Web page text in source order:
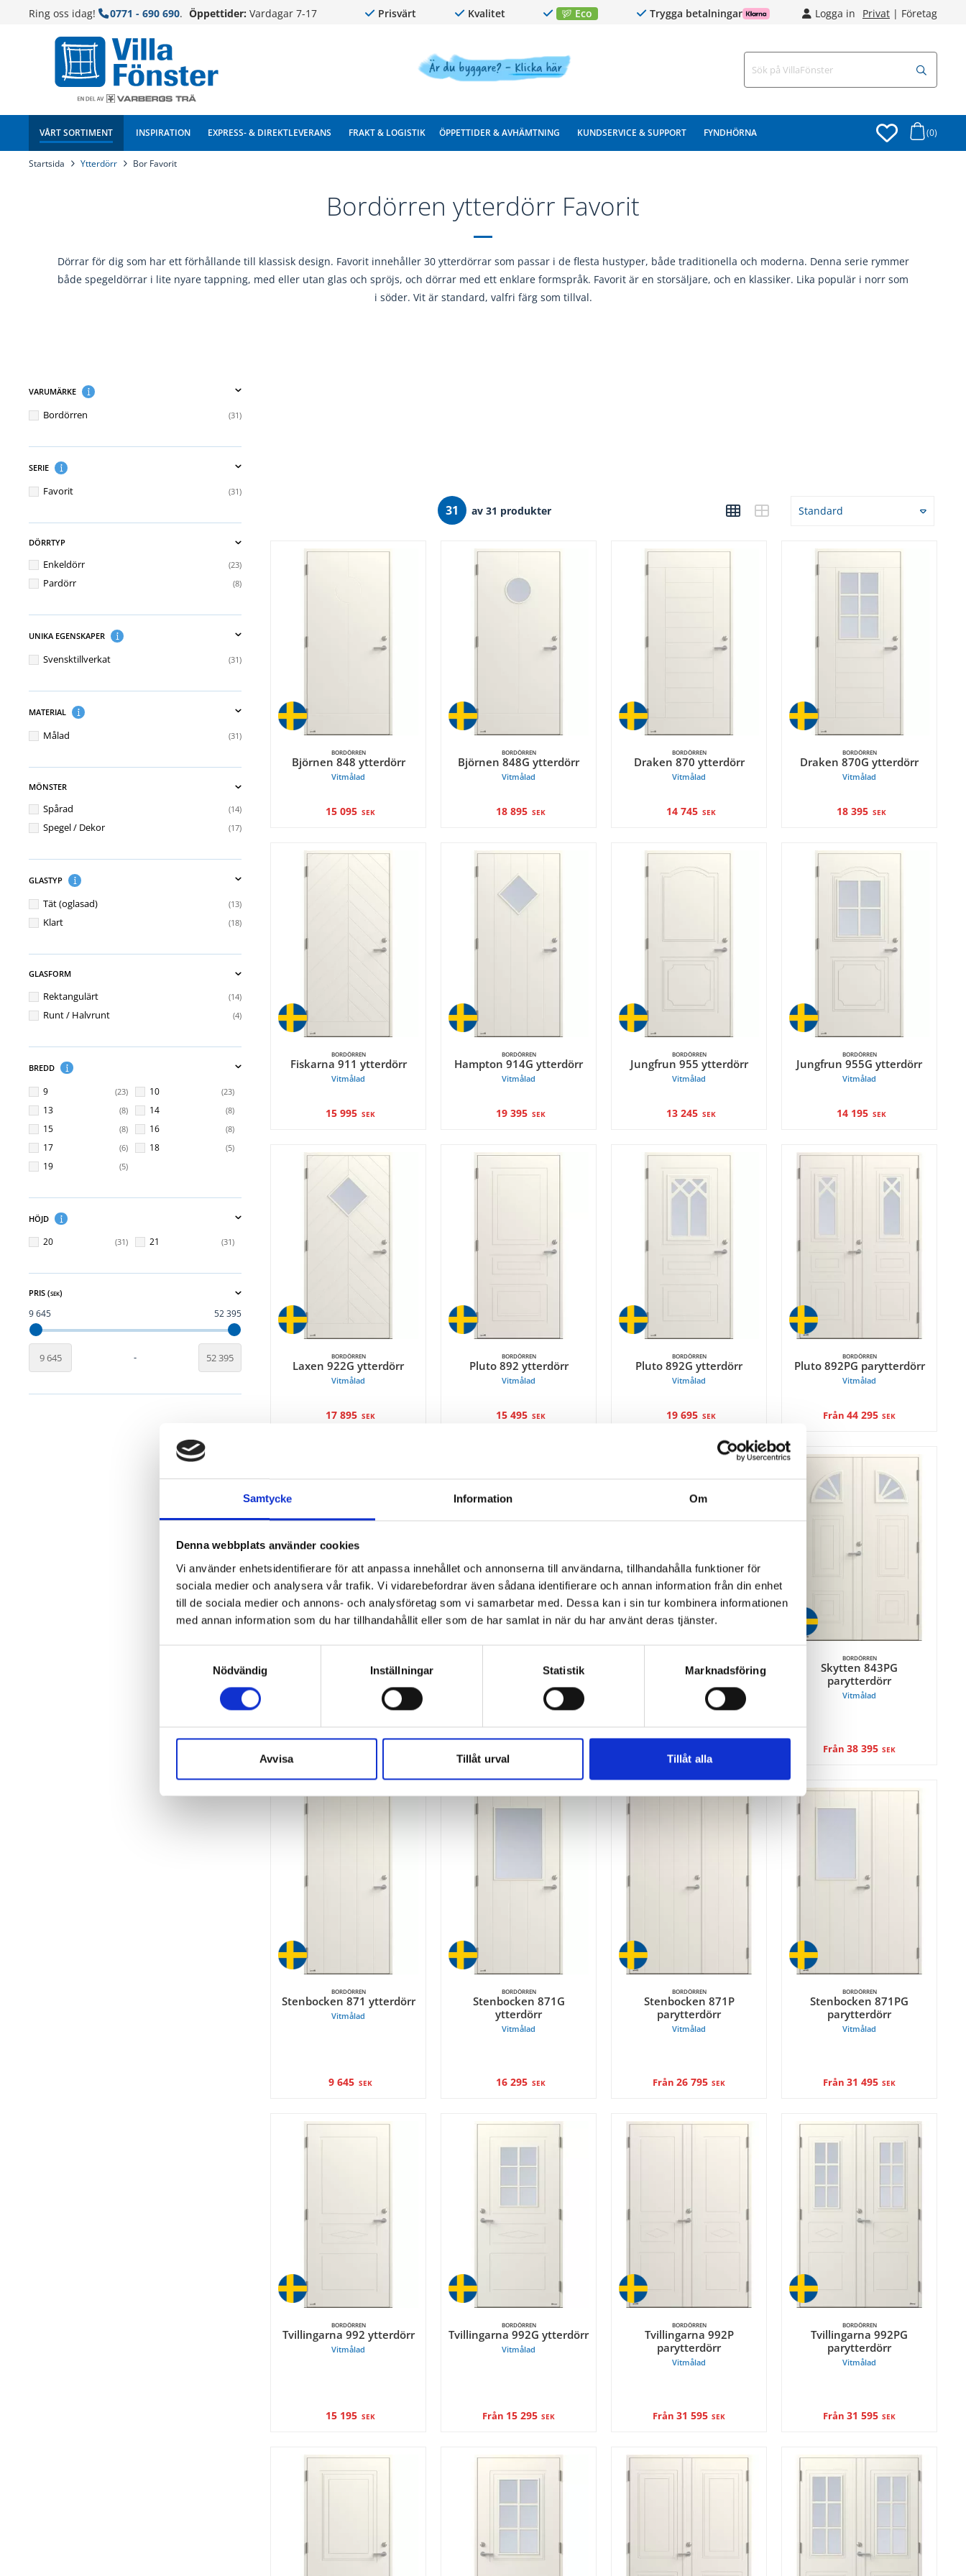
Samtycke Information Om
Denna webbplats använder cookies
Vi använder enhetsidentifierare för att anpassa innehållet och annonserna till användarna, tillhandahålla funktioner för
sociala medier och analysera vår trafik. Vi vidarebefordrar även sådana identifierare och annan information från din enhet
till de sociala medier och annons- och analysföretag som vi samarbetar med. Dessa kan i sin tur kombinera informationen
med annan information som du har tillhandahållit eller som de har samlat in när du har använt deras tjänster.
Nödvändig
Inställningar Statistik Marknadsföring
Avvisa Tillåt urval Tillåt alla
Ring oss idag! 0771 - 690 690. Öppettider: Vardagar 7-17 Prisvärt Kvalitet Eco Trygga betalningar Logga in Privat| Företag
VÅRT SORTIMENT INSPIRATION EXPRESS- & DIREKTLEVERANS FRAKT & LOGISTIK ÖPPETTIDER & AVHÄMTNING KUNDSERVICE & SUPPORT FYNDHÖRNA (0)
Startsida Ytterdörr Bor Favorit
Bordörren ytterdörr Favorit
Dörrar för dig som har ett förhållande till klassisk design. Favorit innehåller 30 ytterdörrar som passar i de flesta hustyper, både traditionella och moderna. Denna serie rymmer
både spegeldörrar i lite nyare tappning, med eller utan glas och spröjs, och dörrar med ett enklare formspråk. Favorit är en storsäljare, och en klassiker. Lika populär i norr som
i söder. Vit är standard, valfri färg som tillval.
VARUMÄRKE
31
Bordörren
SERIE
31
Favorit
DÖRRTYP
23
Enkeldörr
8
Pardörr
UNIKA EGENSKAPER
31
Svensktillverkat
MATERIAL
31
Målad
MÖNSTER
14
Spårad
17
Spegel / Dekor
GLASTYP
13
Tät (oglasad)
18
Klart
GLASFORM
14
Rektangulärt
4
Runt / Halvrunt
BREDD
23
9 23
10
8
13 8
14
8
15 8
16
6
17 5
18
5
19
HÖJD
31
20 31
21
PRIS (SEK)
9 645 52 395
-
31 av 31 produkter Standard
BORDÖRREN
Björnen 848 ytterdörr
Vitmålad
15 095 SEK
BORDÖRREN
Björnen 848G ytterdörr
Vitmålad
18 895 SEK
BORDÖRREN
Draken 870 ytterdörr
Vitmålad
14 745 SEK
BORDÖRREN
Draken 870G ytterdörr
Vitmålad
18 395 SEK
BORDÖRREN
Fiskarna 911 ytterdörr
Vitmålad
15 995 SEK
BORDÖRREN
Hampton 914G ytterdörr
Vitmålad
19 395 SEK
BORDÖRREN
Jungfrun 955 ytterdörr
Vitmålad
13 245 SEK
BORDÖRREN
Jungfrun 955G ytterdörr
Vitmålad
14 195 SEK
BORDÖRREN
Laxen 922G ytterdörr
Vitmålad
17 895 SEK
BORDÖRREN
Pluto 892 ytterdörr
Vitmålad
15 495 SEK
BORDÖRREN
Pluto 892G ytterdörr
Vitmålad
19 695 SEK
BORDÖRREN
Pluto 892PG parytterdörr
Vitmålad
Från 44 295 SEK
Räkan 875 ytterdörr Räkan 875G ytterdörr Skytten 843G ytterdörr
BORDÖRREN
Skytten 843PG
parytterdörr
Vitmålad
Från 38 395 SEK
BORDÖRREN
Stenbocken 871 ytterdörr
Vitmålad
9 645 SEK
BORDÖRREN
Stenbocken 871G
ytterdörr
Vitmålad
16 295 SEK
BORDÖRREN
Stenbocken 871P
parytterdörr
Vitmålad
Från 26 795 SEK
BORDÖRREN
Stenbocken 871PG
parytterdörr
Vitmålad
Från 31 495 SEK
BORDÖRREN
Tvillingarna 992 ytterdörr
Vitmålad
15 195 SEK
BORDÖRREN
Tvillingarna 992G ytterdörr
Vitmålad
Från 15 295 SEK
BORDÖRREN
Tvillingarna 992P
parytterdörr
Vitmålad
Från 31 595 SEK
BORDÖRREN
Tvillingarna 992PG
parytterdörr
Vitmålad
Från 31 595 SEK